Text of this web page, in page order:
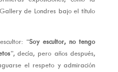
de Londres bajo el título
“Soy escultor, no tengo
”, decía, pero años después,
el respeto y admiración